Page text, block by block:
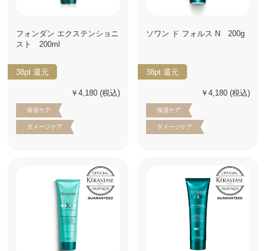
フォンダン エクステンショニ
スト 200ml
38pt 還元
￥4,180 (税込)
保湿ケア
ダメージケア
ソワン ド フォルス N 200g
38pt 還元
￥4,180 (税込)
保湿ケア
ダメージケア